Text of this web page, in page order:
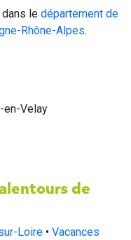
le département de
Rhône-Alpes.
en-Velay
de
Loire • Vacances